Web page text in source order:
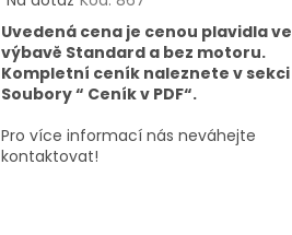
hodnocení
produktu
je
5,0
z
5
hvězdiček.
Uvedená cena je cenou plavidla ve
výbavě Standard a bez motoru.
Kompletní ceník naleznete v sekci
Soubory “ Ceník v PDF“.
Pro více informací nás neváhejte
kontaktovat!